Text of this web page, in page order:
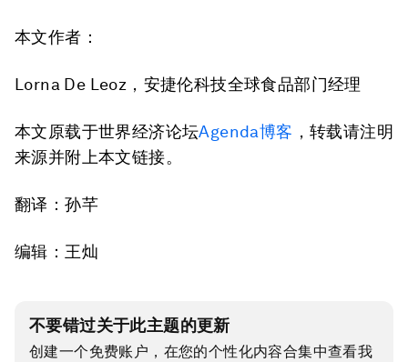
本文作者：
Lorna De Leoz，安捷伦科技全球食品部门经理
本文原载于世界经济论坛Agenda博客 ，转载请注明
来源并附上本文链接。
翻译：孙芊
编辑：王灿
不要错过关于此主题的更新
创建一个免费账户，在您的个性化内容合集中查看我